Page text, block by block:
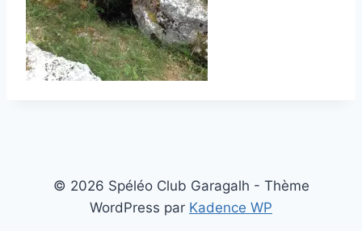
© 2026 Spéléo Club Garagalh - Thème
WordPress par Kadence WP